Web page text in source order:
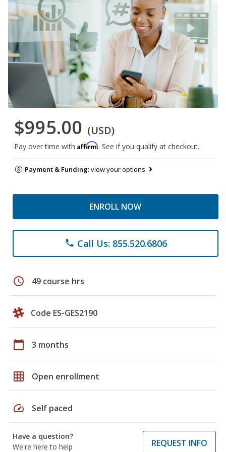
$995.00 (USD)
Pay over time with Affirm. See if you qualify at checkout.
Payment & Funding:view your options
ENROLL NOW
phone Call Us: 855.520.6806
schedule 49 course hrs
Code ES-GES2190
calendar_today 3 months
grid_on Open enrollment
speed Self paced
Have a question?
We're here to help
REQUEST INFO